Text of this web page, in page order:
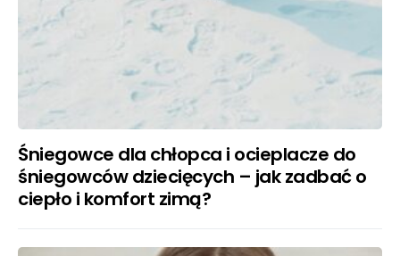
Śniegowce dla chłopca i ocieplacze do
śniegowców dziecięcych – jak zadbać o
ciepło i komfort zimą?